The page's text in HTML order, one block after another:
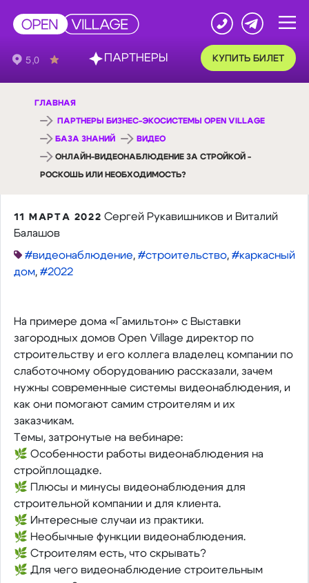
КУПИТЬ БИЛЕТ
ГЛАВНАЯ
ПАРТНЕРЫ БИЗНЕС-ЭКОСИСТЕМЫ OPEN VILLAGE
БАЗА ЗНАНИЙ ВИДЕО
ОНЛАЙН-ВИДЕОНАБЛЮДЕНИЕ ЗА СТРОЙКОЙ -
РОСКОШЬ ИЛИ НЕОБХОДИМОСТЬ?
11 МАРТА 2022 Сергей Рукавишников и Виталий
Балашов
#видеонаблюдение, #строительство, #каркасный
дом, #2022
На примере дома «Гамильтон» с Выставки
загородных домов Open Village директор по
строительству и его коллега владелец компании по
слаботочному оборудованию рассказали, зачем
нужны современные системы видеонаблюдения, и
как они помогают самим строителям и их
заказчикам.
Темы, затронутые на вебинаре:
🌿 Особенности работы видеонаблюдения на
стройплощадке.
🌿 Плюсы и минусы видеонаблюдения для
строительной компании и для клиента.
🌿 Интересные случаи из практики.
🌿 Необычные функции видеонаблюдения.
🌿 Строителям есть, что скрывать?
🌿 Для чего видеонаблюдение строительным